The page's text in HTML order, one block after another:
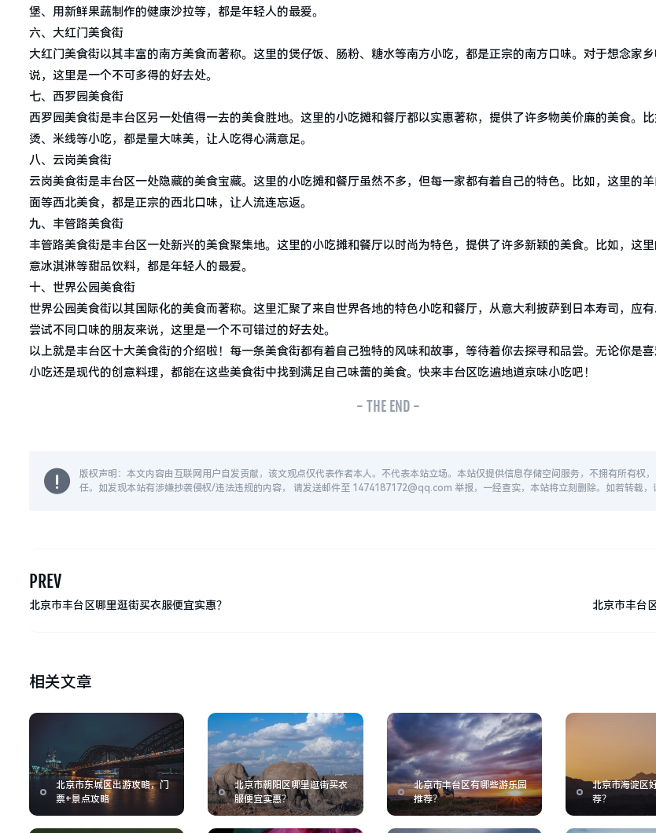
堡、用新鲜果蔬制作的健康沙拉等，都是年轻人的最爱。
六、大红门美食街
大红门美食街以其丰富的南方美食而著称。这里的煲仔饭、肠粉、糖水等南方小吃，都是正宗的南方口味。对于想念家
说，这里是一个不可多得的好去处。
七、西罗园美食街
西罗园美食街是丰台区另一处值得一去的美食胜地。这里的小吃摊和餐厅都以实惠著称，提供了许多物美价廉的美食。
烫、米线等小吃，都是量大味美，让人吃得心满意足。
八、云岗美食街
云岗美食街是丰台区一处隐藏的美食宝藏。这里的小吃摊和餐厅虽然不多，但每一家都有着自己的特色。比如，这里的
面等西北美食，都是正宗的西北口味，让人流连忘返。
九、丰管路美食街
丰管路美食街是丰台区一处新兴的美食聚集地。这里的小吃摊和餐厅以时尚为特色，提供了许多新颖的美食。比如，这
意冰淇淋等甜品饮料，都是年轻人的最爱。
十、世界公园美食街
世界公园美食街以其国际化的美食而著称。这里汇聚了来自世界各地的特色小吃和餐厅，从意大利披萨到日本寿司，应
尝试不同口味的朋友来说，这里是一个不可错过的好去处。
以上就是丰台区十大美食街的介绍啦！每一条美食街都有着自己独特的风味和故事，等待着你去探寻和品尝。无论你是
小吃还是现代的创意料理，都能在这些美食街中找到满足自己味蕾的美食。快来丰台区吃遍地道京味小吃吧！
- THE END -
版权声明：本文内容由互联网用户自发贡献，该文观点仅代表作者本人。不代表本站立场。本站仅提供信息存储空间服务，不拥有所有权
任。如发现本站有涉嫌抄袭侵权/违法违规的内容， 请发送邮件至 1474187172@qq.com 举报，一经查实，本站将立刻删除。如若转载，
PREV
北京市丰台区哪里逛街买衣服便宜实惠？ 北京市丰台
相关文章
北京市东城区出游攻略，门
票+景点攻略
北京市朝阳区哪里逛街买衣
服便宜实惠？
北京市丰台区有哪些游乐园
推荐？
北京市海淀区
荐？